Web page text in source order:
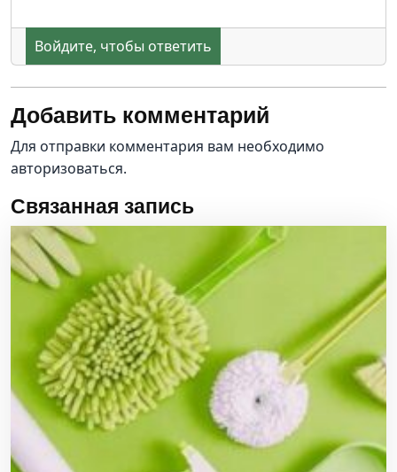
Войдите, чтобы ответить
Добавить комментарий
Для отправки комментария вам необходимо
авторизоваться.
Связанная запись